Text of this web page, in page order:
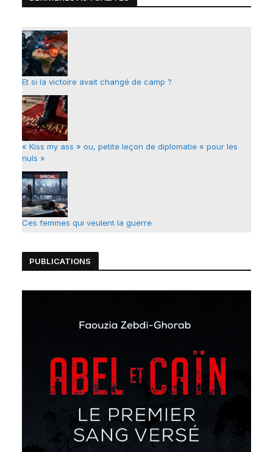
t
i
v
e
:
Et si la victoire avait changé de camp ?
« Kiss my ass » ou, petite leçon de diplomatie « pour les
nuls »
Ces femmes qui veulent la guerre
PUBLICATIONS